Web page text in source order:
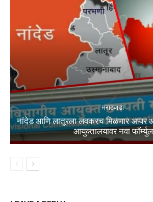
मराठवाडा
नांदेड आणि लातूरला लवकरच मिळणार
आयुक्तालयावर नवा